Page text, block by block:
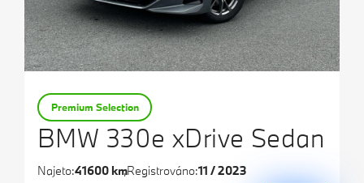
BMW 330e xDrive Sedan
Premium Selection
Najeto:41600 kmRegistrováno:11 / 2023